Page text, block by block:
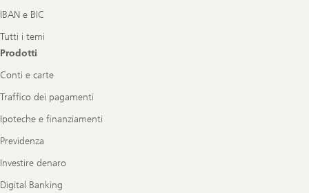
IBAN e BIC
Tutti i temi
Prodotti
Conti e carte
Traffico dei pagamenti
Ipoteche e finanziamenti
Previdenza
Investire denaro
Digital Banking